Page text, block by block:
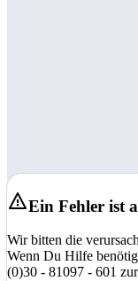
Ein Fehler ist
Wir bitten die
Wenn Du Hilfe
(0)30 - 81097 - 601